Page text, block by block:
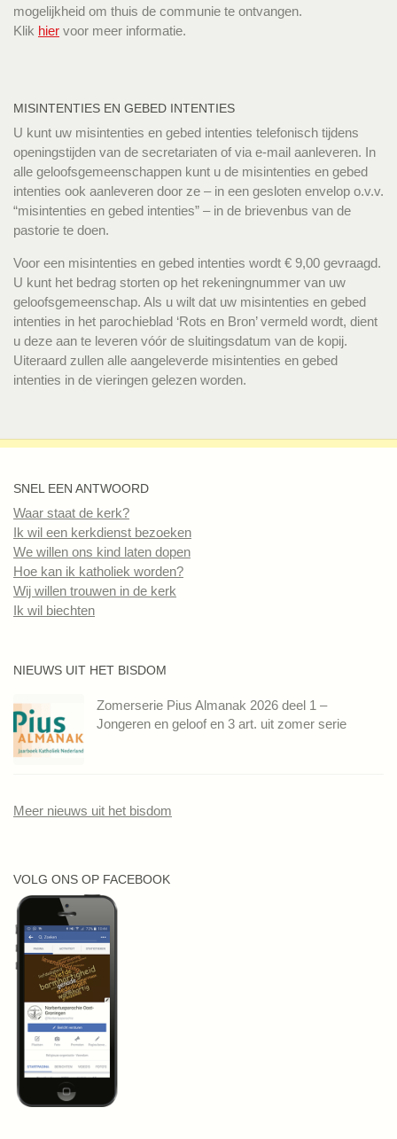
mogelijkheid om thuis de communie te ontvangen.
Klik hier voor meer informatie.
MISINTENTIES EN GEBED INTENTIES
U kunt uw misintenties en gebed intenties telefonisch tijdens
openingstijden van de secretariaten of via e-mail aanleveren. In
alle geloofsgemeenschappen kunt u de misintenties en gebed
intenties ook aanleveren door ze – in een gesloten envelop o.v.v.
“misintenties en gebed intenties” – in de brievenbus van de
pastorie te doen.
Voor een misintenties en gebed intenties wordt € 9,00 gevraagd.
U kunt het bedrag storten op het rekeningnummer van uw
geloofsgemeenschap. Als u wilt dat uw misintenties en gebed
intenties in het parochieblad ‘Rots en Bron’ vermeld wordt, dient
u deze aan te leveren vóór de sluitingsdatum van de kopij.
Uiteraard zullen alle aangeleverde misintenties en gebed
intenties in de vieringen gelezen worden.
SNEL EEN ANTWOORD
Waar staat de kerk?
Ik wil een kerkdienst bezoeken
We willen ons kind laten dopen
Hoe kan ik katholiek worden?
Wij willen trouwen in de kerk
Ik wil biechten
NIEUWS UIT HET BISDOM
Zomerserie Pius Almanak 2026 deel 1 –
Jongeren en geloof en 3 art. uit zomer serie
Meer nieuws uit het bisdom
VOLG ONS OP FACEBOOK